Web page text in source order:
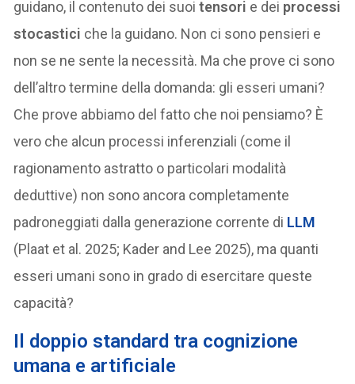
guidano, il contenuto dei suoitensori e dei processi
stocastici che la guidano. Non ci sono pensieri e
non se ne sente la necessità. Ma che prove ci sono
dell’altro termine della domanda: gli esseri umani?
Che prove abbiamo del fatto che noi pensiamo? È
vero che alcun processi inferenziali (come il
ragionamento astratto o particolari modalità
deduttive) non sono ancora completamente
padroneggiati dalla generazione corrente di LLM
(Plaat et al. 2025; Kader and Lee 2025), ma quanti
esseri umani sono in grado di esercitare queste
capacità?
Il doppio standard tra cognizione
umana e artificiale